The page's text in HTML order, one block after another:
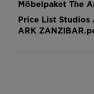
Möbelpaket The
Price List Studios
ARK